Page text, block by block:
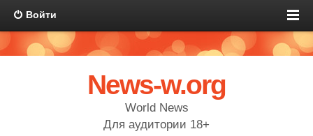
Войти
News-w.org
World News
Для аудитории 18+